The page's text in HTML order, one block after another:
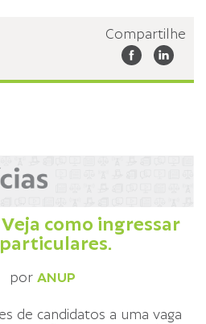
Compartilhe
como ingressar
por ANUP
de candidatos a uma vaga